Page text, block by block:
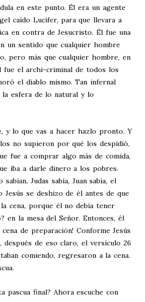
en este punto. Él era un agente
caído Lucifer, para que llevara a
en contra de Jesucristo. Él fue una
un sentido que cualquier hombre
pero más que cualquier hombre, en
fue el archi-criminal de todos los
el diablo mismo. Tan infernal
esfera de lo natural y lo
y lo que vas a hacer hazlo pronto. Y
no supieron por qué los despidió,
fue a comprar algo más de comida,
iba a darle dinero a los pobres.
Judas sabía, Juan sabía, el
Jesús se deshizo de él antes de que
cena, porque él no debía tener
en la mesa del Señor. Entonces, él
cena de preparación! Conforme Jesús
después de eso claro, el versículo 26
comiendo, regresaron a la cena.
pascua final? Ahora escuche con